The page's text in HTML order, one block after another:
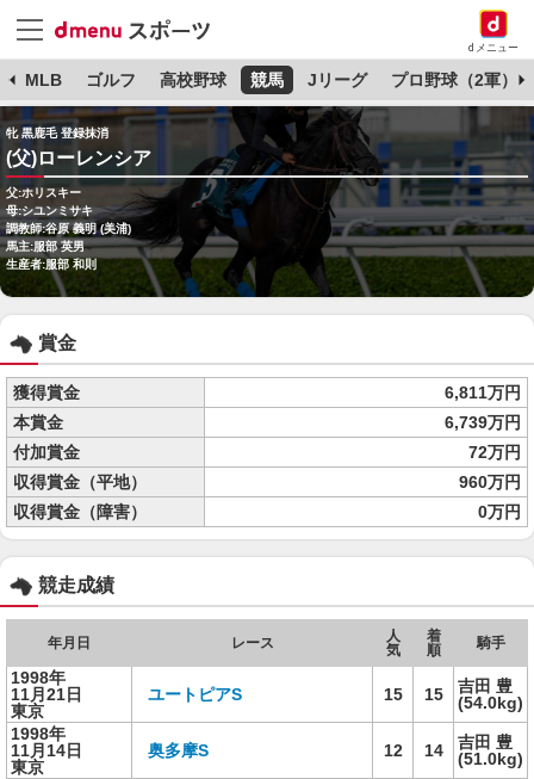
dメニュー
MLB ゴルフ 高校野球 競馬 Jリーグ プロ野球（2軍）
牝 黒鹿毛 登録抹消
(父)ローレンシア
父:ホリスキー
母:シユンミサキ
調教師:谷原 義明 (美浦)
馬主:服部 英男
生産者:服部 和則
賞金
獲得賞金
6,811万円
本賞金
6,739万円
付加賞金
72万円
収得賞金（平地）
960万円
収得賞金（障害）
0万円
競走成績
年月日 レース
人
気
着
順
騎手
1998年
11月21日
東京
ユートピアS 15 15
吉田 豊
(54.0kg)
1998年
11月14日
東京
奥多摩S 12 14
吉田 豊
(51.0kg)